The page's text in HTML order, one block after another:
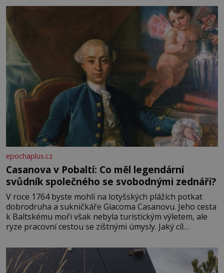
epochaplus.cz
Casanova v Pobaltí: Co měl legendární
svůdník společného se svobodnými zednáři?
V roce 1764 byste mohli na lotyšských plážích potkat
dobrodruha a sukničkáře Giacoma Casanovu. Jeho cesta
k Baltskému moři však nebyla turistickým výletem, ale
ryze pracovní cestou se zištnými úmysly. Jaký cíl
lotyšské Rigy? Casanova v Pobaltí kontaktoval tamní
zednářské lóže. Nebyl v této oblasti žádným nováčkem,
protože do zednářské